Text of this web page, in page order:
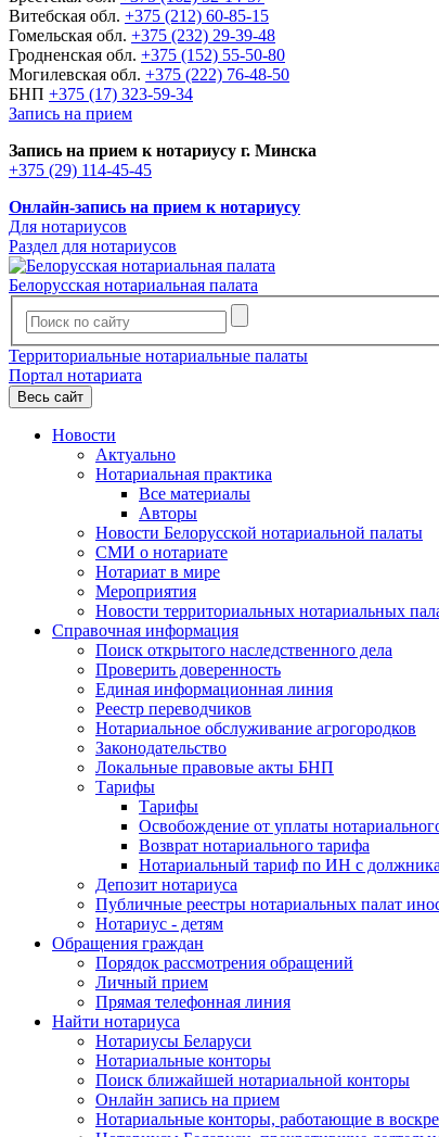
Витебская обл. +375 (212) 60-85-15
Гомельская обл. +375 (232) 29-39-48
Гродненская обл. +375 (152) 55-50-80
Могилевская обл. +375 (222) 76-48-50
БНП +375 (17) 323-59-34
Запись на прием
Запись на прием к нотариусу г. Минска
+375 (29) 114-45-45
Онлайн-запись на прием к нотариусу
Для нотариусов
Раздел для нотариусов
Белорусская нотариальная палата
Территориальные нотариальные палаты
Портал нотариата
Весь сайт
Новости
Актуально
Нотариальная практика
Все материалы
Авторы
Новости Белорусской нотариальной палаты
СМИ о нотариате
Нотариат в мире
Мероприятия
Новости территориальных нотариальных
Справочная информация
Поиск открытого наследственного дела
Проверить доверенность
Единая информационная линия
Реестр переводчиков
Нотариальное обслуживание агрогородков
Законодательство
Локальные правовые акты БНП
Тарифы
Тарифы
Освобождение от уплаты
Возврат нотариального тарифа
Нотариальный тариф по ИН с должника
Депозит нотариуса
Публичные реестры нотариальных палат
Нотариус - детям
Обращения граждан
Порядок рассмотрения обращений
Личный прием
Прямая телефонная линия
Найти нотариуса
Нотариусы Беларуси
Нотариальные конторы
Поиск ближайшей нотариальной конторы
Онлайн запись на прием
Нотариальные конторы, работающие в